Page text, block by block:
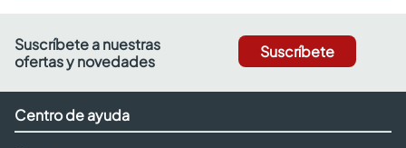
Suscríbete a nuestras
ofertas y novedades
Suscríbete
Centro de ayuda